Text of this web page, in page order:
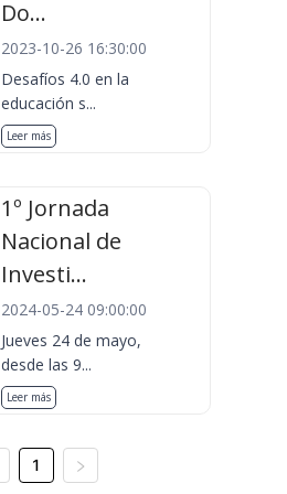
Do...
2023-10-26 16:30:00
Desafíos 4.0 en la
educación s...
Leer más
1º Jornada
Nacional de
Investi...
2024-05-24 09:00:00
Jueves 24 de mayo,
desde las 9...
Leer más
1